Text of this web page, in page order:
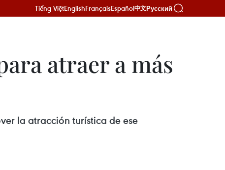
Tiếng ViệtEnglishFrançaisEspañol中文Русский
atraer a más
la atracción turística de ese